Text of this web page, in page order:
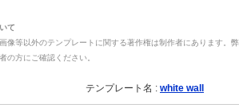
て
像等以外のテンプレートに関する著作権は制作者にあります。
の方にご確認ください。
テンプレート名 : white wall